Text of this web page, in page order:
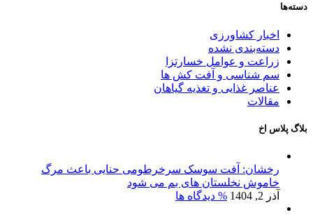
دسته‌ها
اخبار کشاورزی
دسته‌بندی نشده
زراعت و عوامل خسارتزا
سم شناسی و آفت کش ها
عناصر غذایی و تغذیه گیاهان
مقالات
بلاگ پلاس اخ
رخشان: آفت سوسک سرخرطومی حنایی باعث مرگ
خاموش نخلستان های بم می شود
آذر 2, 1404
% دیدگاه ها